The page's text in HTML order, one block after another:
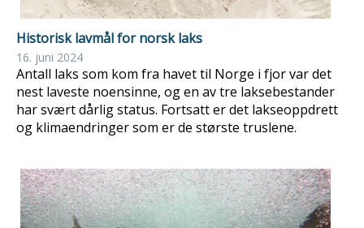
Historisk lavmål for norsk laks
16. juni 2024
Antall laks som kom fra havet til Norge i fjor var det
nest laveste noensinne, og en av tre laksebestander
har svært dårlig status. Fortsatt er det lakseoppdrett
og klimaendringer som er de største truslene.